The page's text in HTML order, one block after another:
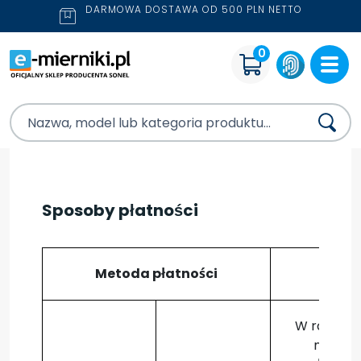
DARMOWA DOSTAWA OD 500 PLN NETTO
0
Sposoby płatności
Metoda płatności
W